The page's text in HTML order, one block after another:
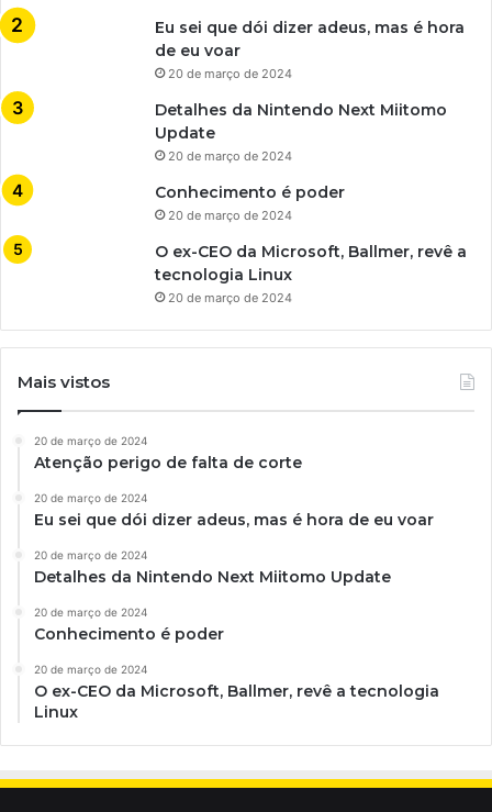
Eu sei que dói dizer adeus, mas é hora
de eu voar
20 de março de 2024
Detalhes da Nintendo Next Miitomo
Update
20 de março de 2024
Conhecimento é poder
20 de março de 2024
O ex-CEO da Microsoft, Ballmer, revê a
tecnologia Linux
20 de março de 2024
Mais vistos
20 de março de 2024
Atenção perigo de falta de corte
20 de março de 2024
Eu sei que dói dizer adeus, mas é hora de eu voar
20 de março de 2024
Detalhes da Nintendo Next Miitomo Update
20 de março de 2024
Conhecimento é poder
20 de março de 2024
O ex-CEO da Microsoft, Ballmer, revê a tecnologia
Linux